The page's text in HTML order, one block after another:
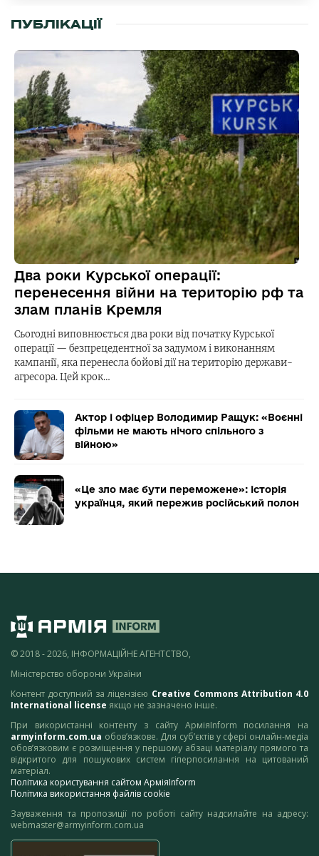
ПУБЛІКАЦІЇ
Два роки Курської операції:
перенесення війни на територію рф та
злам планів Кремля
Сьогодні виповнюється два роки від початку Курської
операції — безпрецедентної за задумом і виконанням
кампанії, яка перенесла бойові дії на територію держави-
агресора. Цей крок…
Актор і офіцер Володимир Ращук: «Воєнні
фільми не мають нічого спільного з
війною»
«Це зло має бути переможене»: історія
українця, який пережив російський полон
© 2018 - 2026, ІНФОРМАЦІЙНЕ АГЕНТСТВО,
Міністерство оборони України
Контент доступний за ліцензією Creative Commons Attribution 4.0
International license якщо не зазначено інше.
При використанні контенту з сайту АрміяInform посилання на
armyinform.com.ua обов’язкове. Для суб’єктів у сфері онлайн-медіа
обов’язковим є розміщення у першому абзаці матеріалу прямого та
відкритого для пошукових систем гіперпосилання на цитований
матеріал.
Політика користування сайтом АрміяInform
Політика використання файлів cookie
Зауваження та пропозиції по роботі сайту надсилайте на адресу:
webmaster@armyinform.com.ua